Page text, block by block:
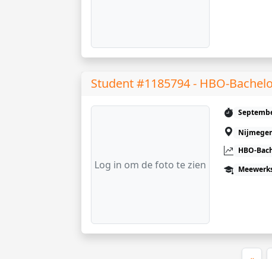
Student #1185794 - HBO-
Log in om de foto te zien
HBO-